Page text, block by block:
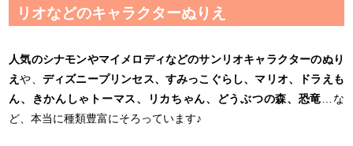
リオなどのキャラクターぬりえ
人気のシナモンやマイメロディなどのサンリオキャラクターのぬり
えや、 ディズニープリンセス、すみっこぐらし、マリオ、ドラえも
ん、きかんしゃトーマス、リカちゃん、どうぶつの森、恐竜 …な
ど、本当に種類豊富にそろっています♪